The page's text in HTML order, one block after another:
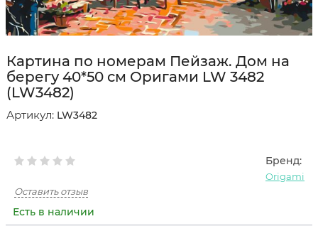
Картина по номерам Пейзаж. Дом на
берегу 40*50 см Оригами LW 3482
(LW3482)
Артикул: LW3482
Бренд:
Origami
Оставить отзыв
Есть в наличии